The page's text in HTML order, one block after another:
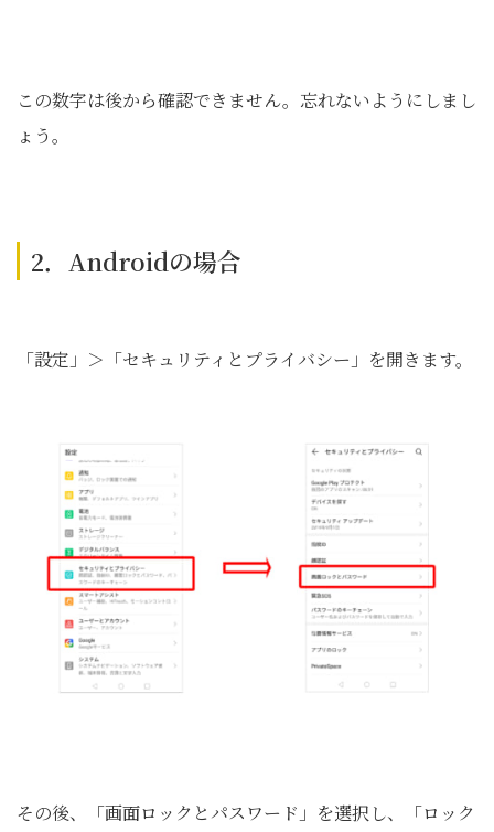
この数字は後から確認できません。忘れないようにしまし
ょう。
2．Androidの場合
「設定」＞「セキュリティとプライバシー」を開きます。
その後、「画面ロックとパスワード」を選択し、「ロック